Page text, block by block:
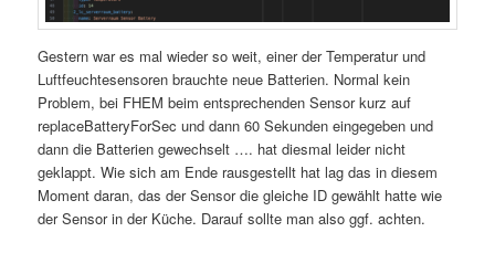
Gestern war es mal wieder so weit, einer der Temperatur und
Luftfeuchtesensoren brauchte neue Batterien. Normal kein
Problem, bei FHEM beim entsprechenden Sensor kurz auf
replaceBatteryForSec und dann 60 Sekunden eingegeben und
dann die Batterien gewechselt …. hat diesmal leider nicht
geklappt. Wie sich am Ende rausgestellt hat lag das in diesem
Moment daran, das der Sensor die gleiche ID gewählt hatte wie
der Sensor in der Küche. Darauf sollte man also ggf. achten.